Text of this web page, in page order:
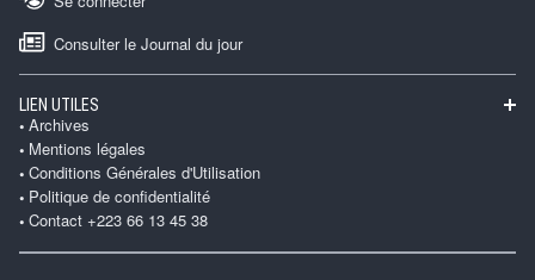
Consulter le Journal du jour
LIEN UTILES
Archives
Mentions légales
Conditions Générales d'Utilisation
Politique de confidentialité
Contact +223 66 13 45 38